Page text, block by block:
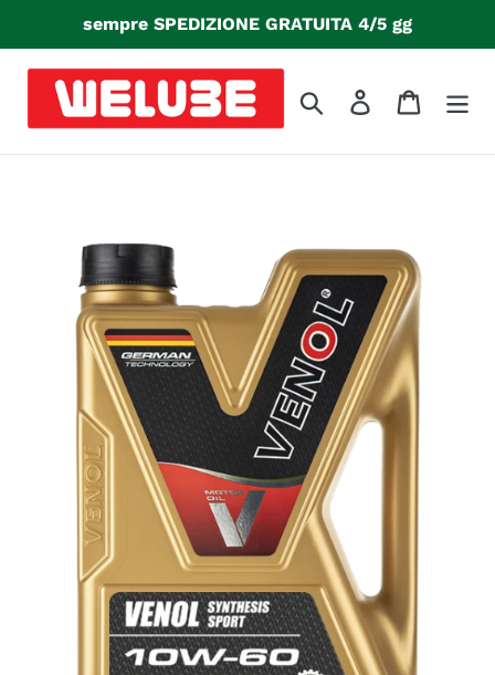
direttamente
contenuti
sempre SPEDIZIONE GRATUITA 4/5 gg
Cerca Accedi Carrello